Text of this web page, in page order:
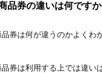
品券の違いは何ですか
券は何が違うのかよくわ
券は利用する上では違い